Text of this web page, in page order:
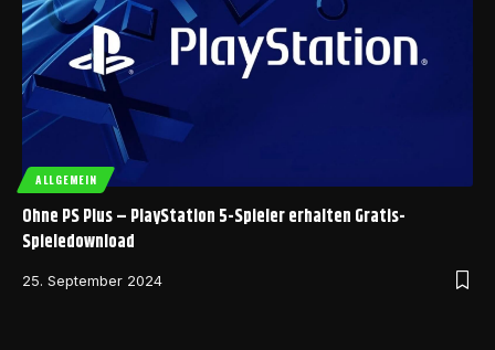
ALLGEMEIN
Ohne PS Plus – PlayStation 5-Spieler erhalten Gratis-
Spieledownload
25. September 2024